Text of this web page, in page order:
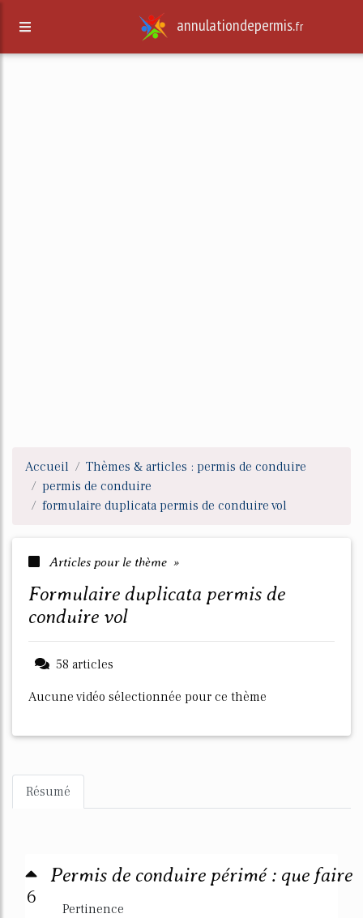
annulationdepermis.fr
Accueil
Thèmes & articles : permis de conduire
permis de conduire
formulaire duplicata permis de conduire vol
Articles pour le thème »
formulaire duplicata permis de
conduire vol
58 articles
Aucune vidéo sélectionnée pour ce thème
Résumé
6
Permis de conduire périmé : que faire
Pertinence